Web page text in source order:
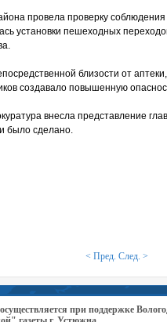
провела проверку
установки пешеходных
близости от
создавало повышенную
внесла представление
было сделано.
< Пред. След. >
при поддержке